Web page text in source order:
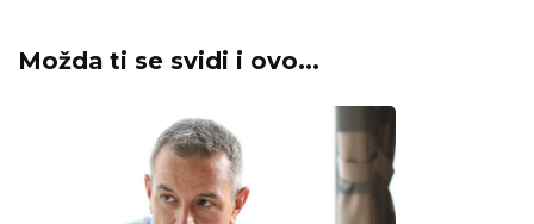
Možda ti se svidi i ovo...